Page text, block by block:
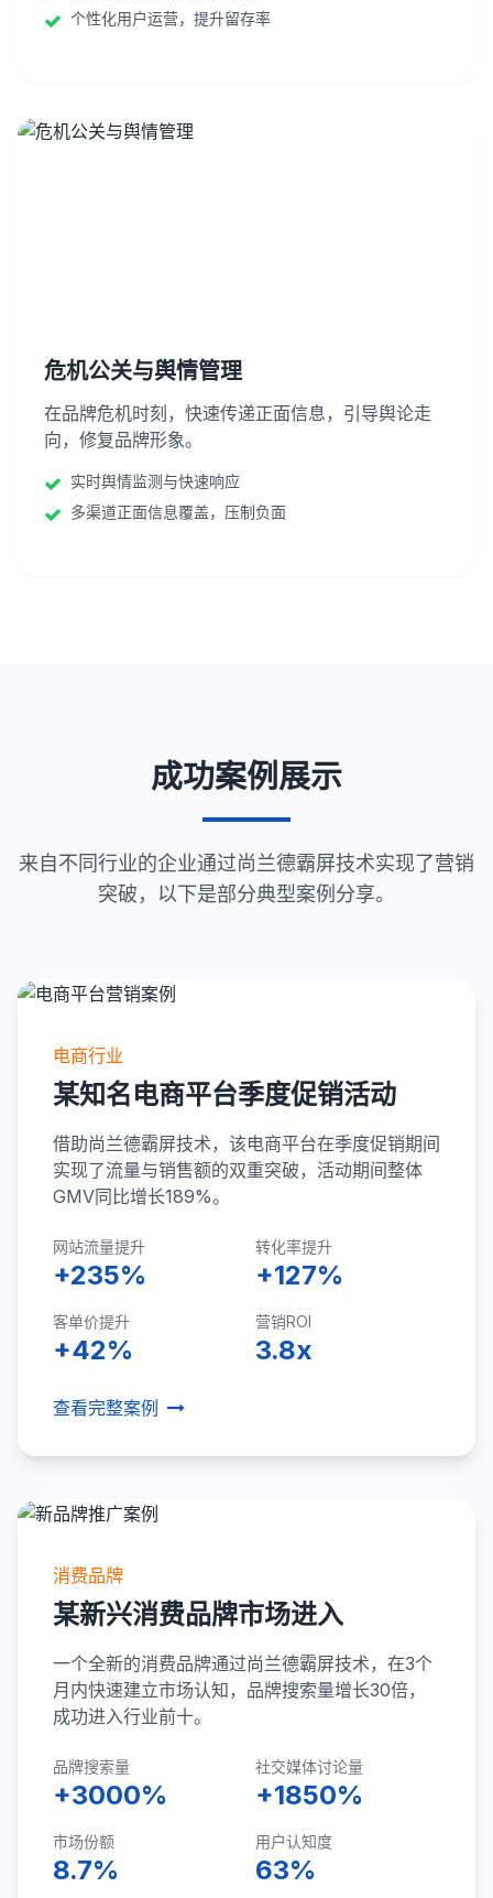
个性化用户运营，提升留存率
危机公关与舆情管理
在品牌危机时刻，快速传递正面信息，引导舆论走
向，修复品牌形象。
实时舆情监测与快速响应
多渠道正面信息覆盖，压制负面
成功案例展示
来自不同行业的企业通过尚兰德霸屏技术实现了营销
突破，以下是部分典型案例分享。
电商行业
某知名电商平台季度促销活动
借助尚兰德霸屏技术，该电商平台在季度促销期间
实现了流量与销售额的双重突破，活动期间整体
GMV同比增长189%。
网站流量提升
+235%
转化率提升
+127%
客单价提升
+42%
营销ROI
3.8x
查看完整案例
消费品牌
某新兴消费品牌市场进入
一个全新的消费品牌通过尚兰德霸屏技术，在3个
月内快速建立市场认知，品牌搜索量增长30倍，
成功进入行业前十。
品牌搜索量
+3000%
社交媒体讨论量
+1850%
市场份额
8.7%
用户认知度
63%